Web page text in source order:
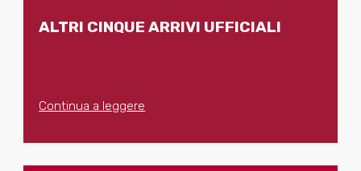
ALTRI CINQUE ARRIVI UFFICIALI
Continua a leggere